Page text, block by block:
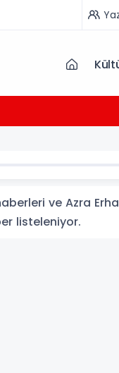
Bakan
ve Azra
listeleniyor.